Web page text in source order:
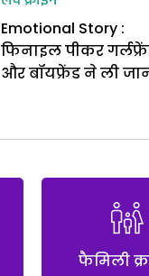
Emotional Story :
फिनाइल पीकर
और बॉयफ्रेंड ने ली
फैमिली